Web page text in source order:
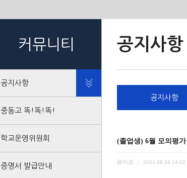
커뮤니티
공지사항
중동고 똑!똑!똑!
학교운영위원회
증명서 발급안내
공지사항
공지사항
(졸업생) 6월 모의평
윤미경 2021.06.24 14:02